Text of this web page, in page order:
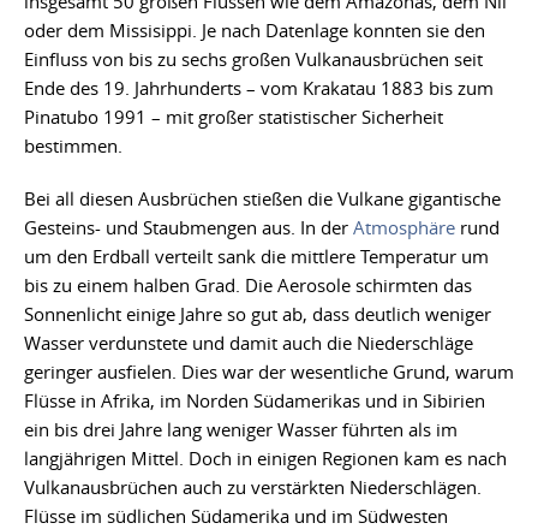
oder dem Missisippi. Je nach Datenlage konnten sie den
Einfluss von bis zu sechs großen Vulkanausbrüchen seit
Ende des 19. Jahrhunderts – vom Krakatau 1883 bis zum
Pinatubo 1991 – mit großer statistischer Sicherheit
bestimmen.
Bei all diesen Ausbrüchen stießen die Vulkane gigantische
Gesteins- und Staubmengen aus. In der Atmosphäre rund
um den Erdball verteilt sank die mittlere Temperatur um
bis zu einem halben Grad. Die Aerosole schirmten das
Sonnenlicht einige Jahre so gut ab, dass deutlich weniger
Wasser verdunstete und damit auch die Niederschläge
geringer ausfielen. Dies war der wesentliche Grund, warum
Flüsse in Afrika, im Norden Südamerikas und in Sibirien
ein bis drei Jahre lang weniger Wasser führten als im
langjährigen Mittel. Doch in einigen Regionen kam es nach
Vulkanausbrüchen auch zu verstärkten Niederschlägen.
Flüsse im südlichen Südamerika und im Südwesten